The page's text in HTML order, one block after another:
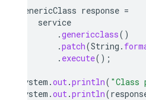
GenericClass response =
service
.genericclass()
.patch(String .
. execute();
System .out.println( "Class
System .out.println(